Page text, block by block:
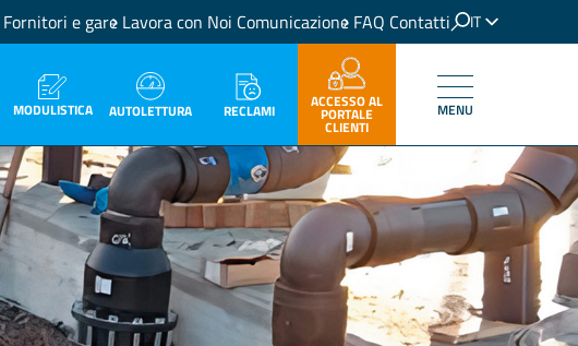
Fornitori e gare Lavora con Noi Comunicazione FAQ Contatti
IT
EN
MODULISTICA AUTOLETTURA RECLAMI ACCESSO AL
PORTALE
CLIENTI
MENU